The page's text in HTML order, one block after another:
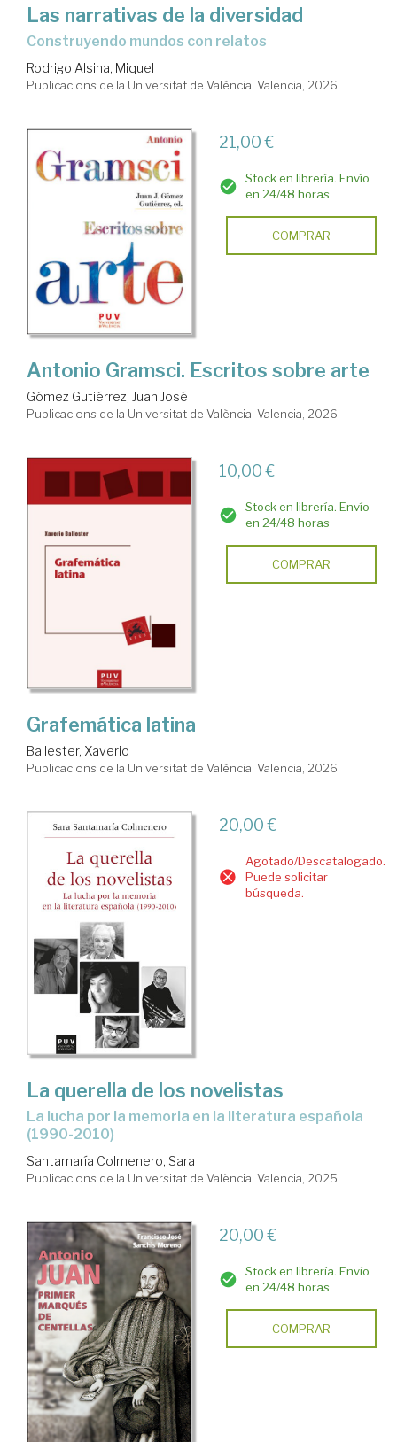
Las narrativas de la diversidad
Construyendo mundos con relatos
Rodrigo Alsina, Miquel
Publicacions de la Universitat de València. Valencia, 2026
21,00 €
Stock en librería. Envío
en 24/48 horas
COMPRAR
Antonio Gramsci. Escritos sobre arte
Gómez Gutiérrez, Juan José
Publicacions de la Universitat de València. Valencia, 2026
10,00 €
Stock en librería. Envío
en 24/48 horas
COMPRAR
Grafemática latina
Ballester, Xaverio
Publicacions de la Universitat de València. Valencia, 2026
20,00 €
Agotado/Descatalogado.
Puede solicitar
búsqueda.
La querella de los novelistas
La lucha por la memoria en la literatura española
(1990-2010)
Santamaría Colmenero, Sara
Publicacions de la Universitat de València. Valencia, 2025
20,00 €
Stock en librería. Envío
en 24/48 horas
COMPRAR